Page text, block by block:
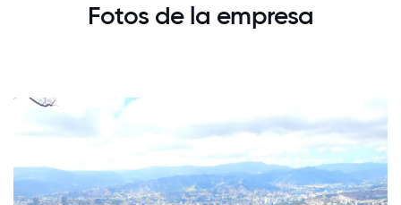
Fotos de la empresa